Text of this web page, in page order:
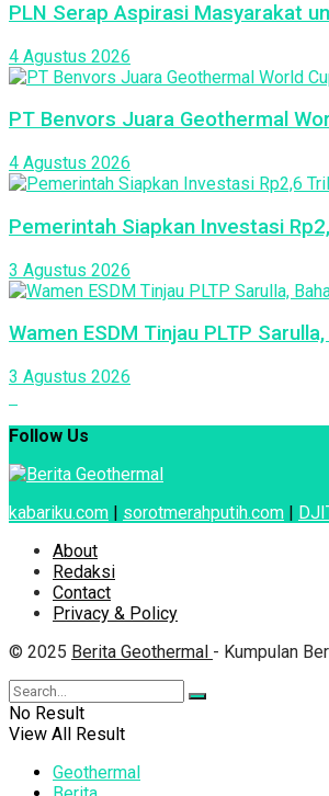
PLN Serap Aspirasi Masyarakat
4 Agustus 2026
PT Benvors Juara Geothermal
4 Agustus 2026
Pemerintah Siapkan Investasi
3 Agustus 2026
Wamen ESDM Tinjau PLTP
3 Agustus 2026
Follow Us
kabariku.com | sorotmerahputih.com |
About
Redaksi
Contact
Privacy & Policy
© 2025 Berita Geothermal - Kumpulan
No Result
View All Result
Geothermal